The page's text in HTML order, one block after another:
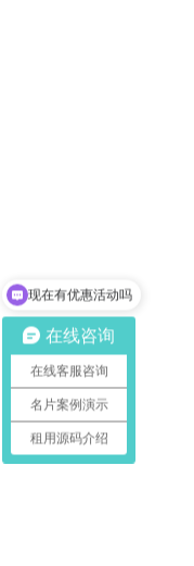
在线咨询
在线客服咨询
名片案例演示
租用源码介绍
现在有优惠活动吗